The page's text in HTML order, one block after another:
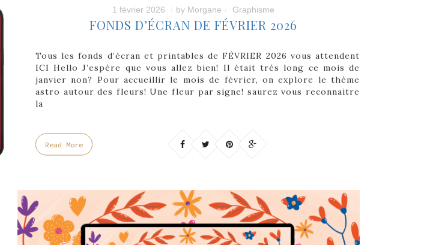
1 février 2026 by Morgane Graphisme
FONDS D’ÉCRAN DE FÉVRIER 2026
Tous les fonds d’écran et printables de FÉVRIER 2026 vous attendent
ICI Hello J’espère que vous allez bien! Il était très long ce mois de
janvier non? Pour accueillir le mois de février, on explore le thème
astro autour des fleurs! Une fleur par signe! saurez vous reconnaitre
la
Read More